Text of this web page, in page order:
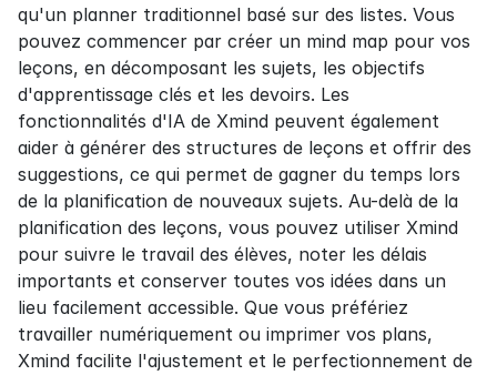
qu'un planner traditionnel basé sur des listes. Vous
pouvez commencer par créer un mind map pour vos
leçons, en décomposant les sujets, les objectifs
d'apprentissage clés et les devoirs. Les
fonctionnalités d'IA de Xmind peuvent également
aider à générer des structures de leçons et offrir des
suggestions, ce qui permet de gagner du temps lors
de la planification de nouveaux sujets. Au-delà de la
planification des leçons, vous pouvez utiliser Xmind
pour suivre le travail des élèves, noter les délais
importants et conserver toutes vos idées dans un
lieu facilement accessible. Que vous préfériez
travailler numériquement ou imprimer vos plans,
Xmind facilite l'ajustement et le perfectionnement de